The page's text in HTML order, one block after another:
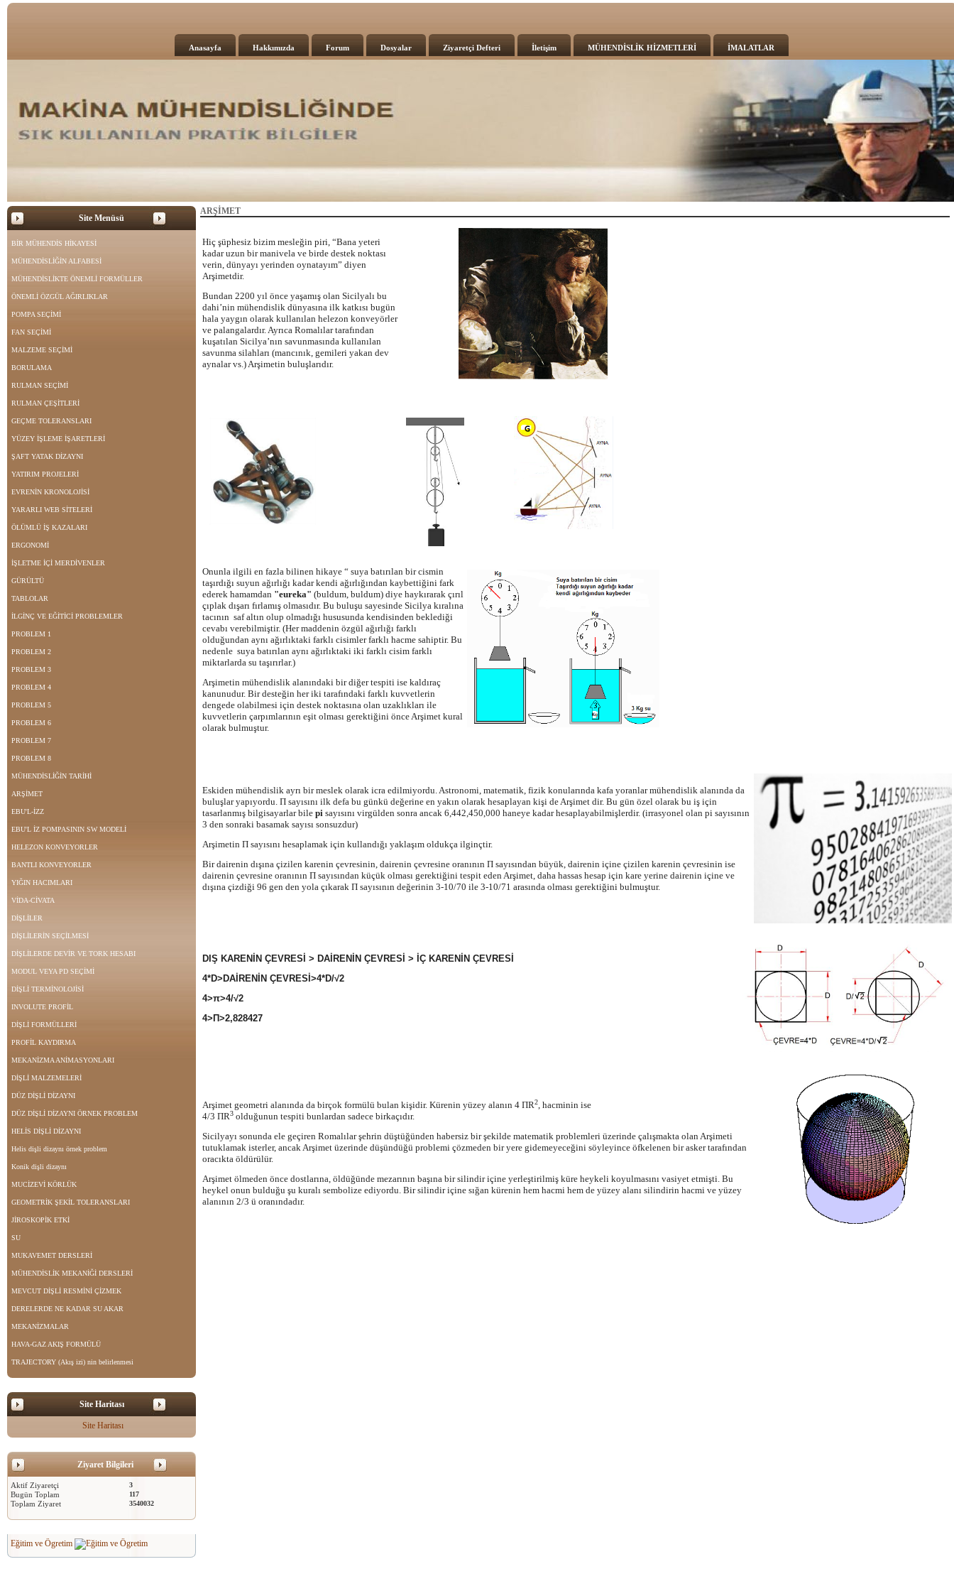
Anasayfa Hakkımızda Forum Dosyalar Ziyaretçi Defteri İletişim MÜHENDİSLİK HİZMETLERİ İMALATLAR
Site Menüsü
BİR MÜHENDİS HİKAYESİ
MÜHENDİSLİĞİN ALFABESİ
MÜHENDİSLİKTE ÖNEMLİ FORMÜLLER
ÖNEMLİ ÖZGÜL AĞIRLIKLAR
POMPA SEÇİMİ
FAN SEÇİMİ
MALZEME SEÇİMİ
BORULAMA
RULMAN SEÇİMİ
RULMAN ÇEŞİTLERİ
GEÇME TOLERANSLARI
YÜZEY İŞLEME İŞARETLERİ
ŞAFT YATAK DİZAYNI
YATIRIM PROJELERİ
EVRENİN KRONOLOJİSİ
YARARLI WEB SİTELERİ
ÖLÜMLÜ İŞ KAZALARI
ERGONOMİ
İŞLETME İÇİ MERDİVENLER
GÜRÜLTÜ
TABLOLAR
İLGİNÇ VE EĞİTİCİ PROBLEMLER
PROBLEM 1
PROBLEM 2
PROBLEM 3
PROBLEM 4
PROBLEM 5
PROBLEM 6
PROBLEM 7
PROBLEM 8
MÜHENDİSLİĞİN TARİHİ
ARŞİMET
EBU'L-İZZ
EBU'L İZ POMPASININ SW MODELİ
HELEZON KONVEYORLER
BANTLI KONVEYORLER
YIĞIN HACIMLARI
VİDA-CİVATA
DİŞLİLER
DİŞLİLERİN SEÇİLMESİ
DİŞLİLERDE DEVİR VE TORK HESABI
MODUL VEYA PD SEÇİMİ
DİŞLİ TERMİNOLOJİSİ
INVOLUTE PROFİL
DİŞLİ FORMÜLLERİ
PROFİL KAYDIRMA
MEKANİZMA ANİMASYONLARI
DİŞLİ MALZEMELERİ
DÜZ DİŞLİ DİZAYNI
DÜZ DİŞLİ DİZAYNI ÖRNEK PROBLEM
HELİS DİŞLİ DİZAYNI
Helis dişli dizaynı örnek problem
Konik dişli dizaynı
MUCİZEVİ KÖRLÜK
GEOMETRİK ŞEKİL TOLERANSLARI
JİROSKOPİK ETKİ
SU
MUKAVEMET DERSLERİ
MÜHENDİSLİK MEKANİĞİ DERSLERİ
MEVCUT DİŞLİ RESMİNİ ÇİZMEK
DERELERDE NE KADAR SU AKAR
MEKANİZMALAR
HAVA-GAZ AKIŞ FORMÜLÜ
TRAJECTORY (Akış izi) nin belirlenmesi
Site Haritası
Site Haritası
Ziyaret Bilgileri
Aktif Ziyaretçi 3
Bugün Toplam 117
Toplam Ziyaret 3540032
Eğitim ve Ögretim
ARŞİMET
Hiç şüphesiz bizim mesleğin piri, “Bana yeteri
kadar uzun bir manivela ve birde destek noktası
verin, dünyayı yerinden oynatayım” diyen
Arşimetdir.
Bundan 2200 yıl önce yaşamış olan Sicilyalı bu
dahi’nin mühendislik dünyasına ilk katkısı bugün
hala yaygın olarak kullanılan helezon konveyörler
ve palangalardır. Ayrıca Romalılar tarafından
kuşatılan Sicilya’nın savunmasında kullanılan
savunma silahları (mancınık, gemileri yakan dev
aynalar vs.) Arşimetin buluşlarıdır.
Onunla ilgili en fazla bilinen hikaye “ suya batırılan bir cismin
taşırdığı suyun ağırlığı kadar kendi ağırlığından kaybettiğini fark
ederek hamamdan "eureka" (buldum, buldum) diye haykırarak çırıl
çıplak dışarı fırlamış olmasıdır. Bu buluşu sayesinde Sicilya kıralına
tacının saf altın olup olmadığı hususunda kendisinden beklediği
cevabı verebilmiştir. (Her maddenin özgül ağırlığı farklı
olduğundan aynı ağırlıktaki farklı cisimler farklı hacme sahiptir. Bu
nedenle suya batırılan aynı ağırlıktaki iki farklı cisim farklı
miktarlarda su taşırırlar.)
Arşimetin mühendislik alanındaki bir diğer tespiti ise kaldıraç
kanunudur. Bir desteğin her iki tarafındaki farklı kuvvetlerin
dengede olabilmesi için destek noktasına olan uzaklıkları ile
kuvvetlerin çarpımlarının eşit olması gerektiğini önce Arşimet kural
olarak bulmuştur.
Eskiden mühendislik ayrı bir meslek olarak icra edilmiyordu. Astronomi, matematik, fizik konularında kafa yoranlar mühendislik alanında da
buluşlar yapıyordu. Π sayısını ilk defa bu günkü değerine en yakın olarak hesaplayan kişi de Arşimet dir. Bu gün özel olarak bu iş için
tasarlanmış bilgisayarlar bile pi sayısını virgülden sonra ancak 6,442,450,000 haneye kadar hesaplayabilmişlerdir. (irrasyonel olan pi sayısının
3 den sonraki basamak sayısı sonsuzdur)
Arşimetin Π sayısını hesaplamak için kullandığı yaklaşım oldukça ilginçtir.
Bir dairenin dışına çizilen karenin çevresinin, dairenin çevresine oranının Π sayısından büyük, dairenin içine çizilen karenin çevresinin ise
dairenin çevresine oranının Π sayısından küçük olması gerektiğini tespit eden Arşimet, daha hassas hesap için kare yerine dairenin içine ve
dışına çizdiği 96 gen den yola çıkarak Π sayısının değerinin 3-10/70 ile 3-10/71 arasında olması gerektiğini bulmuştur.
DIŞ KARENİN ÇEVRESİ > DAİRENİN ÇEVRESİ > İÇ KARENİN ÇEVRESİ
4*D>DAİRENİN ÇEVRESİ>4*D/√2
4>π>4/√2
4>Π>2,828427
Arşimet geometri alanında da birçok formülü bulan kişidir. Kürenin yüzey alanın 4 ΠR2, hacminin ise
4/3 ΠR3 olduğunun tespiti bunlardan sadece birkaçıdır.
Sicilyayı sonunda ele geçiren Romalılar şehrin düştüğünden habersiz bir şekilde matematik problemleri üzerinde çalışmakta olan Arşimeti
tutuklamak isterler, ancak Arşimet üzerinde düşündüğü problemi çözmeden bir yere gidemeyeceğini söyleyince öfkelenen bir asker tarafından
oracıkta öldürülür.
Arşimet ölmeden önce dostlarına, öldüğünde mezarının başına bir silindir içine yerleştirilmiş küre heykeli koyulmasını vasiyet etmişti. Bu
heykel onun bulduğu şu kuralı sembolize ediyordu. Bir silindir içine sığan kürenin hem hacmi hem de yüzey alanı silindirin hacmi ve yüzey
alanının 2/3 ü oranındadır.